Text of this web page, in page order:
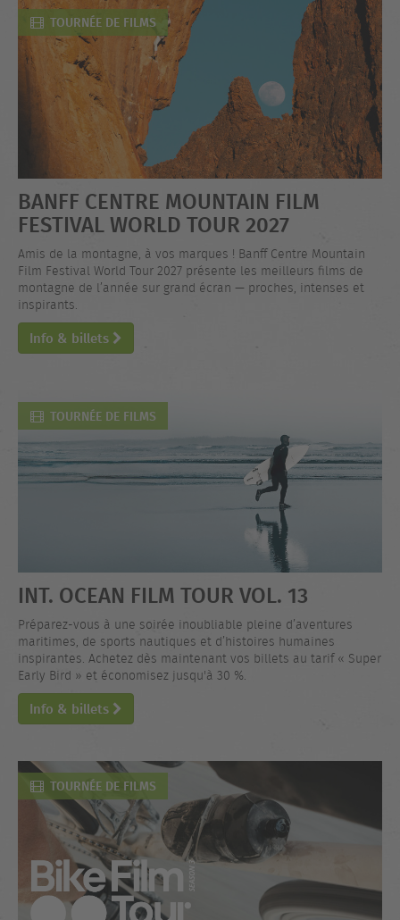
TOURNÉE DE FILMS
BANFF CENTRE MOUNTAIN FILM
FESTIVAL WORLD TOUR 2027
Amis de la montagne, à vos marques ! Banff Centre Mountain
Film Festival World Tour 2027 présente les meilleurs films de
montagne de l’année sur grand écran — proches, intenses et
inspirants.
Info & billets
TOURNÉE DE FILMS
INT. OCEAN FILM TOUR VOL. 13
Préparez-vous à une soirée inoubliable pleine d’aventures
maritimes, de sports nautiques et d’histoires humaines
inspirantes. Achetez dès maintenant vos billets au tarif « Super
Early Bird » et économisez jusqu'à 30 %.
Info & billets
TOURNÉE DE FILMS